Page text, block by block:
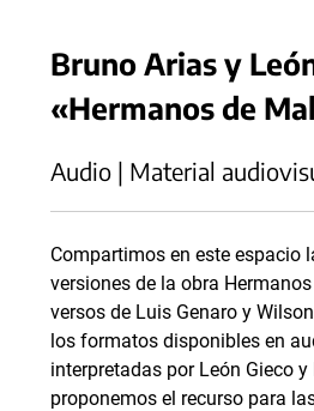
Bruno Arias y
«Hermanos de
Audio | Material
Compartimos en este espacio
versiones de la obra
versos de Luis Genaro y
los formatos disponibles en
interpretadas por León Gieco y
proponemos el recurso para